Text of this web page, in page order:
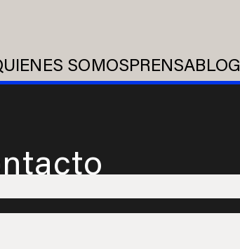
SOMOSPRENSABLOG